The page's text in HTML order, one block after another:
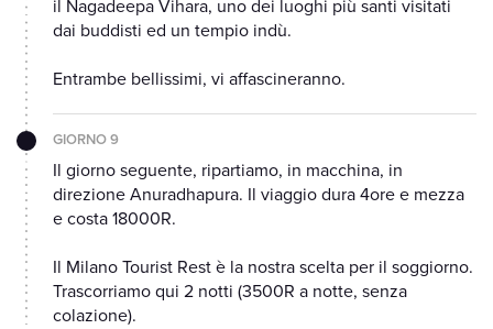
il Nagadeepa Vihara, uno dei luoghi più santi visitati
dai buddisti ed un tempio indù.
Entrambe bellissimi, vi affascineranno.
GIORNO 9
Il giorno seguente, ripartiamo, in macchina, in
direzione Anuradhapura. Il viaggio dura 4ore e mezza
e costa 18000R.
Il Milano Tourist Rest è la nostra scelta per il soggiorno.
Trascorriamo qui 2 notti (3500R a notte, senza
colazione).